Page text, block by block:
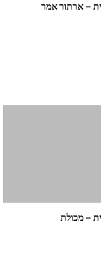
– ארתור אמר
– מכולת